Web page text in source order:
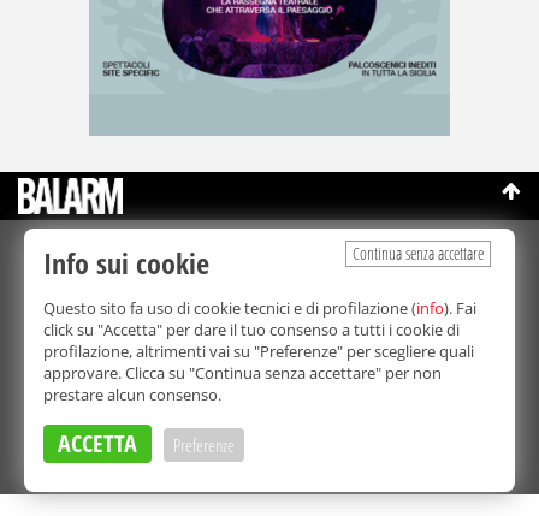
©Copyright 2003-2026
Bmedia Srl
La riproduzione totale o parziale di tutti i contenuti, in qualunque
forma, su qualsiasi supporto è proibita.
Balarm.it è una testata giornalistica registrata. Autorizzazione del
Tribunale di Palermo n° 32 del 21/10/2003
Direttore responsabile:Fabio Ricotta
Privacy e Cookie Policy
Continua senza accettare
Info sui cookie
Questo sito fa uso di cookie tecnici e di profilazione (info). Fai
click su "Accetta" per dare il tuo consenso a tutti i cookie di
profilazione, altrimenti vai su "Preferenze" per scegliere quali
approvare. Clicca su "Continua senza accettare" per non
prestare alcun consenso.
ACCETTA Preferenze